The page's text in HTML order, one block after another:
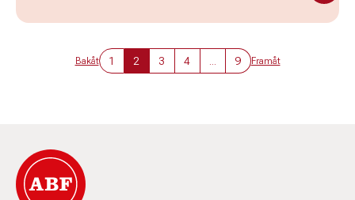
Bakåt 1 2 3 4 9 Framåt